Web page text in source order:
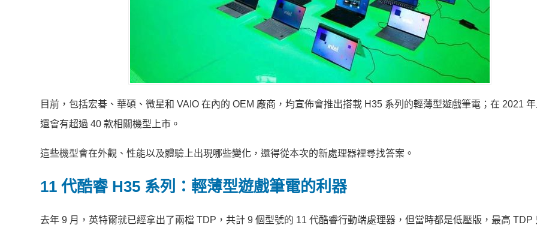
目前，包括宏碁、華碩、微星和 VAIO 在內的 OEM 廠商，均宣佈會推出搭載 H35 系列的輕薄型遊戲筆電；在 2021 年
還會有超過 40 款相關機型上市。
這些機型會在外觀、性能以及體驗上出現哪些變化，還得從本次的新處理器裡尋找答案。
11 代酷睿 H35 系列：輕薄型遊戲筆電的利器
去年 9 月，英特爾就已經拿出了兩檔 TDP，共計 9 個型號的 11 代酷睿行動端處理器，但當時都是低壓版，最高 TDP